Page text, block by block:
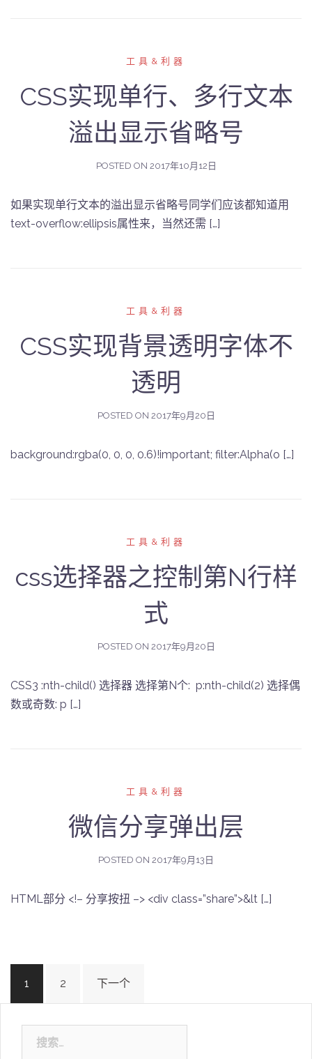
工具&利器
CSS实现单行、多行文本
溢出显示省略号
POSTED ON 2017年10月12日
如果实现单行文本的溢出显示省略号同学们应该都知道用
text-overflow:ellipsis属性来，当然还需 […]
工具&利器
CSS实现背景透明字体不
透明
POSTED ON 2017年9月20日
background:rgba(0, 0, 0, 0.6)!important; filter:Alpha(o […]
工具&利器
css选择器之控制第N行样
式
POSTED ON 2017年9月20日
CSS3 :nth-child() 选择器 选择第N个: p:nth-child(2) 选择偶
数或奇数: p […]
工具&利器
微信分享弹出层
POSTED ON 2017年9月13日
HTML部分 <!– 分享按扭 –> <div class=”share”>&lt […]
章
1 2 下一个
索：